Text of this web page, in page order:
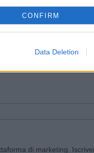
CONFIRM
Data Deletion
e ricevi le nostre email
di marketing.